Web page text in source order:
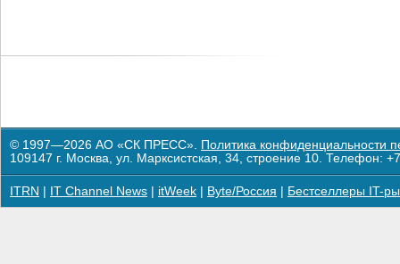
© 1997—2026 АО «СК ПРЕСС». Политика конфиденциальности
109147 г. Москва, ул. Марксистская, 34, строение 10. Телефон:
ITRN IT Channel News itWeek Byte/Россия Бестселлеры IT-